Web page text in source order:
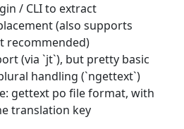
/ CLI to extract
(also supports
recommended)
(via `jt`), but pretty basic
handling (`ngettext`)
gettext po file format, with
translation key